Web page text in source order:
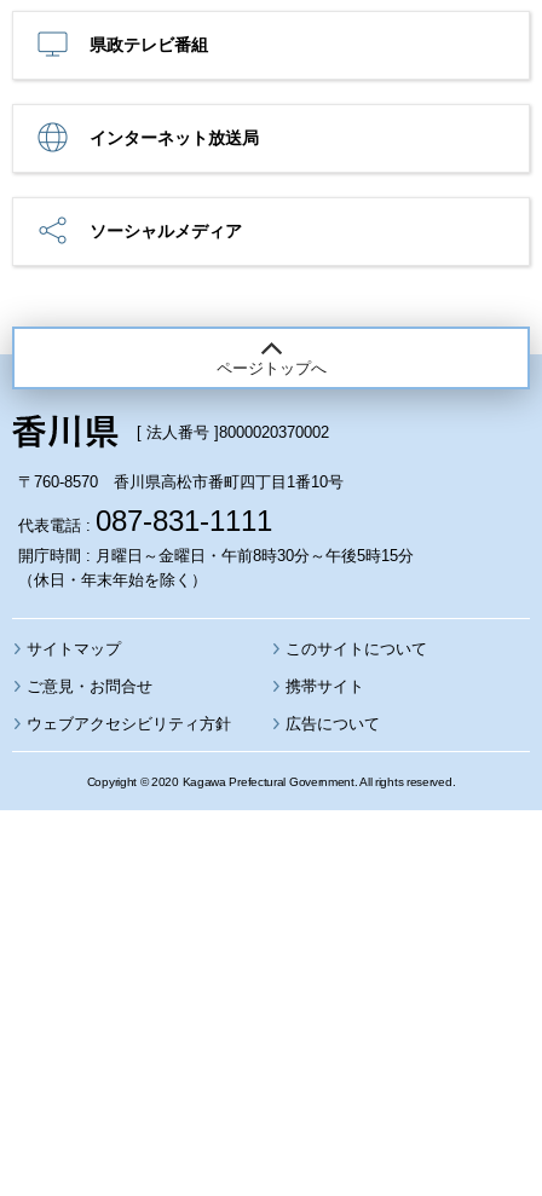
県政テレビ番組
インターネット放送局
ソーシャルメディア
ページトップへ
[ 法人番号 ]8000020370002
〒760-8570 香川県高松市番町四丁目1番10号
代表電話 : 087-831-1111
開庁時間 : 月曜日～金曜日・午前8時30分～午後5時15分
（休日・年末年始を除く）
サイトマップ このサイトについて
携帯サイト
ウェブアクセシビリティ方針 広告について
Copyright © 2020 Kagawa Prefectural Government. All rights reserved.